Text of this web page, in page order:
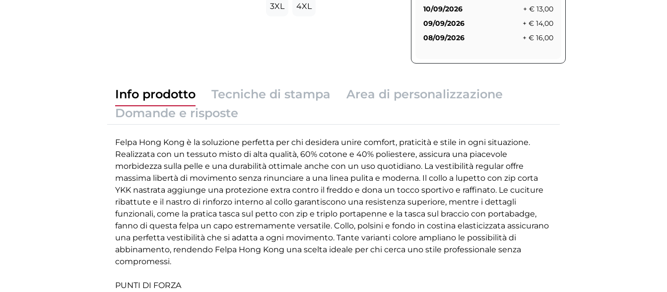
3XL 4XL
10/09/2026
+ € 13,00
09/09/2026
+ € 14,00
08/09/2026
+ € 16,00
Info prodotto Tecniche di stampa
Area di personalizzazione
Domande e risposte
Felpa Hong Kong è la soluzione perfetta per chi desidera unire comfort, praticità e stile in ogni situazione.
Realizzata con un tessuto misto di alta qualità, 60% cotone e 40% poliestere, assicura una piacevole
morbidezza sulla pelle e una durabilità ottimale anche con un uso quotidiano. La vestibilità regular offre
massima libertà di movimento senza rinunciare a una linea pulita e moderna. Il collo a lupetto con zip corta
YKK nastrata aggiunge una protezione extra contro il freddo e dona un tocco sportivo e raffinato. Le cuciture
ribattute e il nastro di rinforzo interno al collo garantiscono una resistenza superiore, mentre i dettagli
funzionali, come la pratica tasca sul petto con zip e triplo portapenne e la tasca sul braccio con portabadge,
fanno di questa felpa un capo estremamente versatile. Collo, polsini e fondo in costina elasticizzata assicurano
una perfetta vestibilità che si adatta a ogni movimento. Tante varianti colore ampliano le possibilità di
abbinamento, rendendo Felpa Hong Kong una scelta ideale per chi cerca uno stile professionale senza
compromessi.
PUNTI DI FORZA